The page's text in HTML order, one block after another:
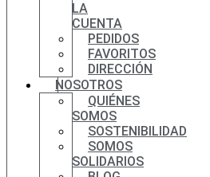
LA
CUENTA
PEDIDOS
FAVORITOS
DIRECCIÓN
NOSOTROS
QUIÉNES
SOMOS
SOSTENIBILIDAD
SOMOS
SOLIDARIOS